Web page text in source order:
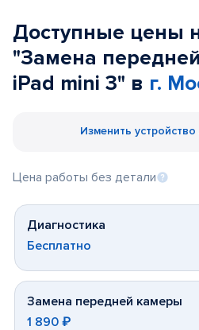
Доступные цены
"Замена
iPad mini 3" в г.
Изменить
Цена работы без детали
Диагностика
Бесплатно
Замена передней камеры
1 890 ₽